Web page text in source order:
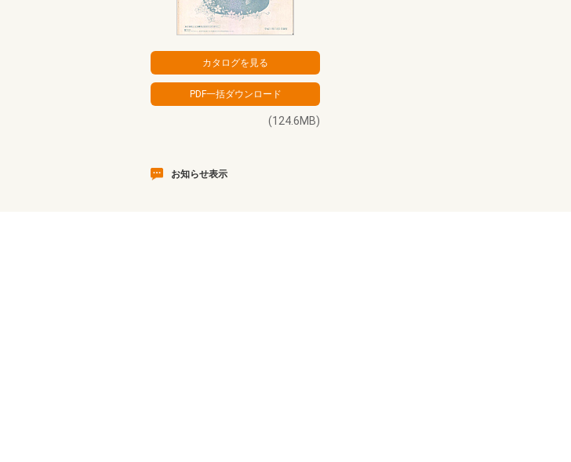
(124.6MB)
お知らせ表示